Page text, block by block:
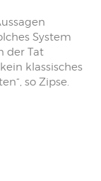
System
der Tat
klassisches
so Zipse.